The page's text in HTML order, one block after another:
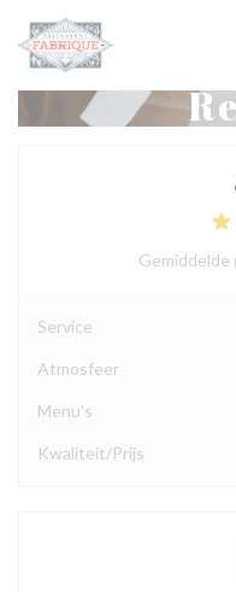
Cookies beheer paneel
Service
Atmosfeer
Menu's
Kwaliteit/Prijs